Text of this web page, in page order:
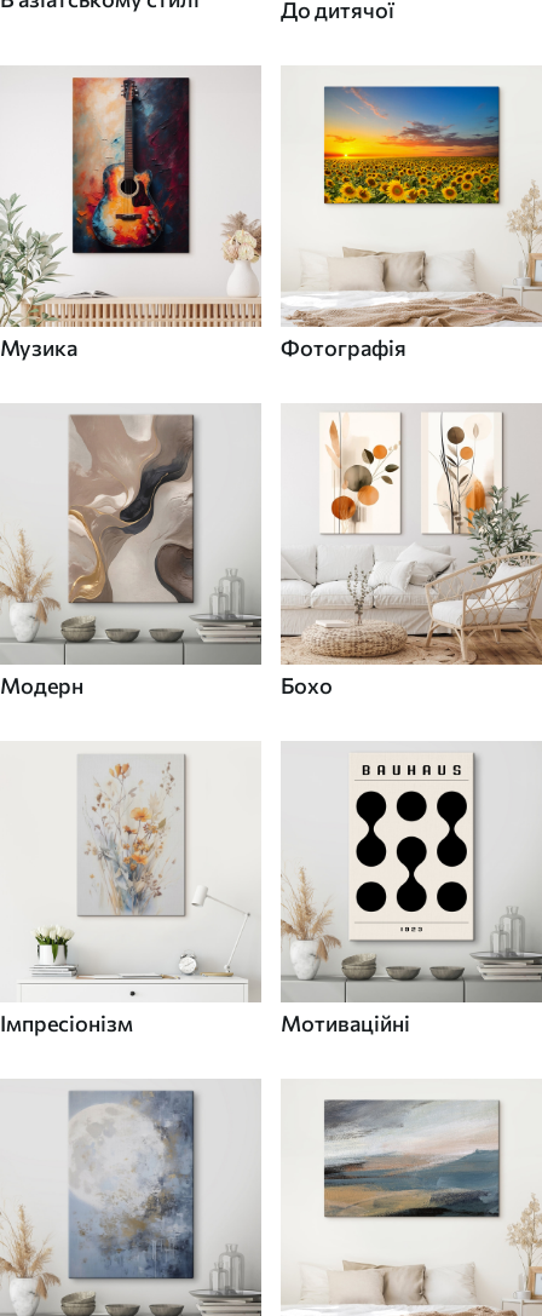
До дитячої
Музика Фотографія
Модерн Бохо
Імпресіонізм Мотиваційні